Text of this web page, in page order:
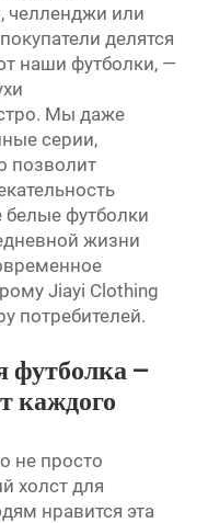
челленджи или
делятся
наши футболки, —
Мы даже
серии,
позволит
футболки
жизни
Jiayi Clothing
потребителей.
футболка —
каждого
не просто
холст для
нравится эта